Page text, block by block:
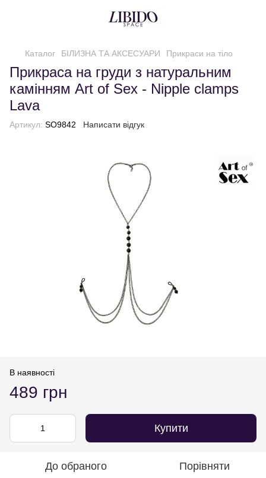
Каталог БІЛИЗНА ТА АКСЕСУАРИ Прикраси на тіло
Прикраса на груди з натуральним
камінням Art of Sex - Nipple clamps
Lava
Артикул: SO9842 Написати відгук
В наявності
489 грн
Купити
До обраного Порівняти